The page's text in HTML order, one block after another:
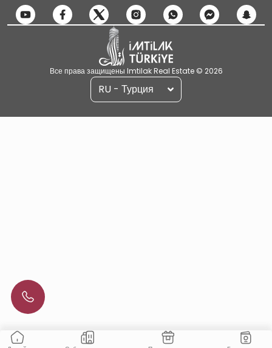
Все права защищены Imtilak Real Estate © 2026
RU - Турция